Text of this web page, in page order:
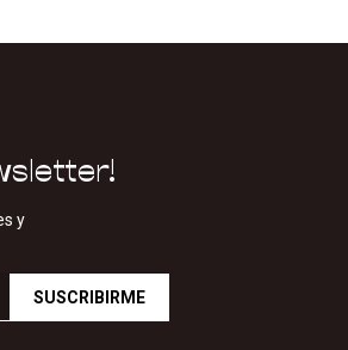
y
SUSCRIBIRME